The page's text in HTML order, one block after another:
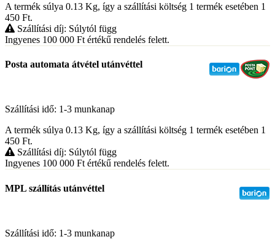
A termék súlya 0.13 Kg, így a szállítási költség 1 termék esetében 1
450 Ft.
Szállítási díj: Súlytól függ
Ingyenes 100 000 Ft értékű rendelés felett.
Posta automata átvétel utánvéttel
Szállítási idő: 1-3 munkanap
A termék súlya 0.13 Kg, így a szállítási költség 1 termék esetében 1
450 Ft.
Szállítási díj: Súlytól függ
Ingyenes 100 000 Ft értékű rendelés felett.
MPL szállítás utánvéttel
Szállítási idő: 1-3 munkanap